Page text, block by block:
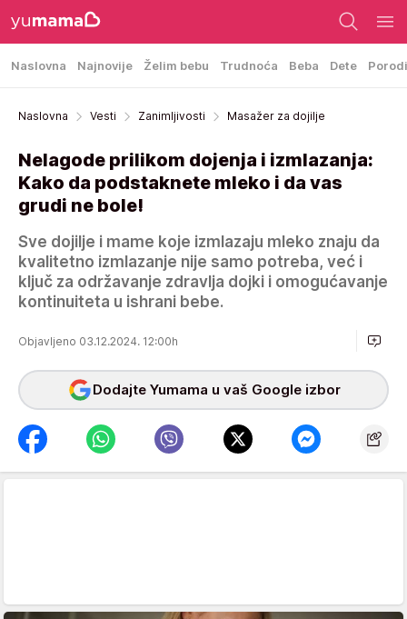
Naslovna Najnovije Želim bebu Trudnoća Beba Dete
Naslovna Vesti Zanimljivosti Masažer za dojilje
Nelagode prilikom dojenja i izmlazanja:
Kako da podstaknete mleko i da vas
grudi ne bole!
Sve dojilje i mame koje izmlazaju mleko znaju da
kvalitetno izmlazanje nije samo potreba, već i
ključ za održavanje zdravlja dojki i omogućavanje
kontinuiteta u ishrani bebe.
Objavljeno 03.12.2024. 12:00h
Dodajte Yumama u vaš Google izbor